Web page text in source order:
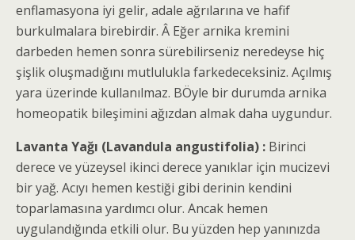
enflamasyona iyi gelir, adale ağrılarına ve hafif
burkulmalara birebirdir. Â Eğer arnika kremini
darbeden hemen sonra sürebilirseniz neredeyse hiç
şişlik oluşmadığını mutlulukla farkedeceksiniz. Açılmış
yara üzerinde kullanılmaz. BÖyle bir durumda arnika
homeopatik bileşimini ağızdan almak daha uygundur.
Lavanta Yağı (Lavandula angustifolia) : Birinci
derece ve yüzeysel ikinci derece yanıklar için mucizevi
bir yağ. Acıyı hemen kestiği gibi derinin kendini
toparlamasına yardımcı olur. Ancak hemen
uygulandığında etkili olur. Bu yüzden hep yanınızda